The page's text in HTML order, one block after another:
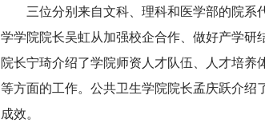
三位分别来自文科、理科和医学部的院
学学院院长吴虹从加强校企合作、做好产学研
院长宁琦介绍了学院师资人才队伍、人才培养
等方面的工作。公共卫生学院院长孟庆跃介
成效。